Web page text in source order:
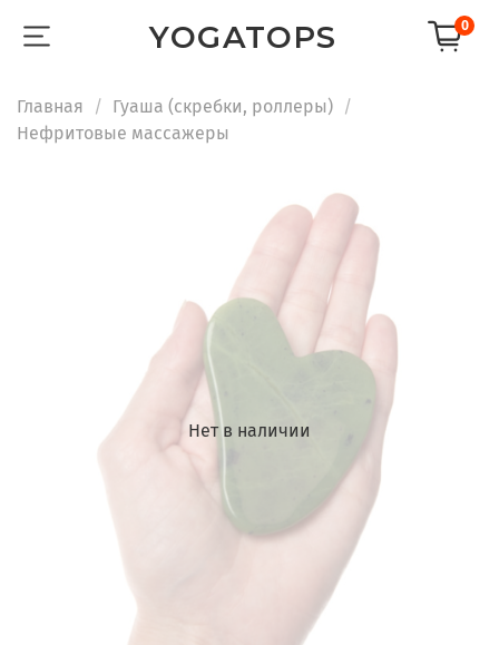
YOGATOPS 0
Главная
Гуаша (скребки, роллеры)
Нефритовые массажеры
Нет в наличии